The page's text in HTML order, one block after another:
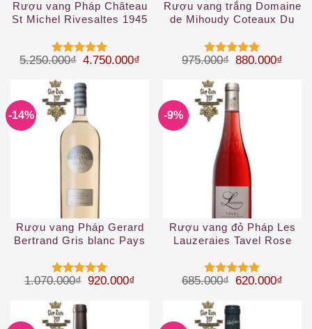
Rượu vang Pháp Château
St Michel Rivesaltes 1945
Được xếp
sao
5.250.000₫ Giá gốc là: 5.250.000₫.
4.750.000₫ Giá hiện tại là: 4.750.000₫.
Rượu vang trắng Domaine
de Mihoudy Coteaux Du
Được xếp
sao
975.000₫ Giá gốc là:
880.000₫
-14%
Rượu vang Pháp Gerard
Bertrand Gris blanc Pays
Được xếp
sao
1.070.000₫ Giá gốc là: 1.070.000₫.
920.000₫ Giá hiện tại là: 920.000₫.
-9%
Rượu vang đỏ Pháp Les
Lauzeraies Tavel Rose
Được xếp
sao
685.000₫ Giá gốc là:
620.000₫